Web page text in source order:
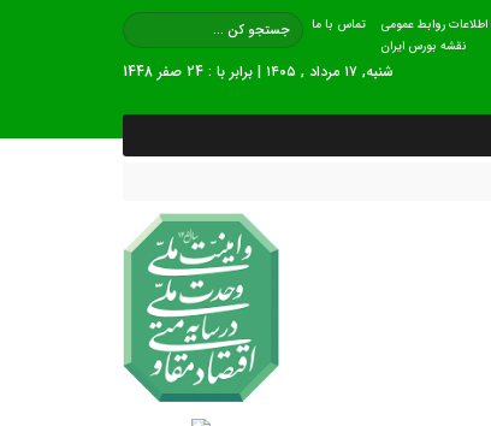
تماس با ما
روابط عمومی
نقشه بورس ایران
شنبه, ۱۷ مرداد , ۱۴۰۵ | برابر با : 24 صفر 1448